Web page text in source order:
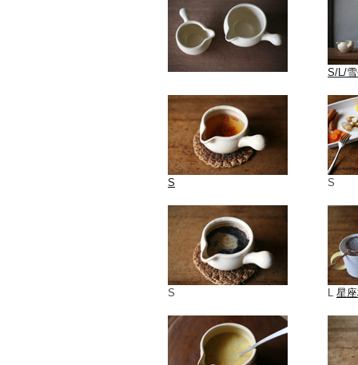
S/L/
S S
S L 星